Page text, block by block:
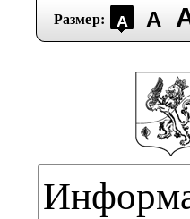
Размер: А А